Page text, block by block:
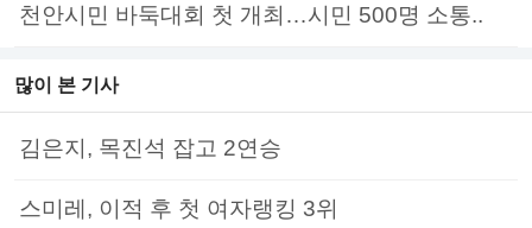
천안시민 바둑대회 첫 개최…시민 500명 소통..
많이 본 기사
김은지, 목진석 잡고 2연승
스미레, 이적 후 첫 여자랭킹 3위